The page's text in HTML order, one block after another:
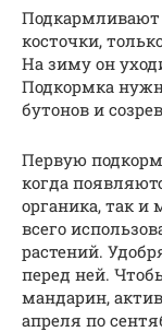
косточки,
На зиму он
Подкормка
бутонов и
Первую
когда
органика, так
всего
растений.
перед ней.
мандарин,
апреля по